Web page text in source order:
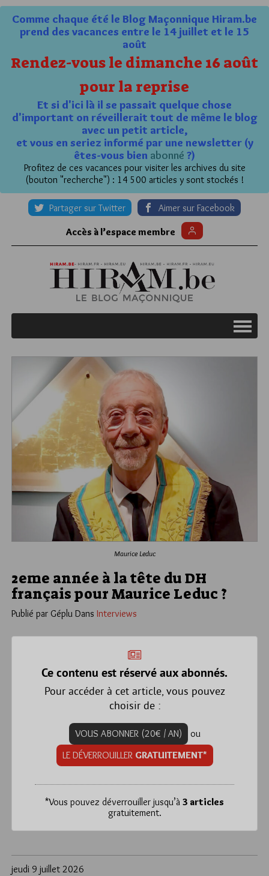
Comme chaque été le Blog Maçonnique Hiram.be
prend des vacances entre le 14 juillet et le 15
août
Rendez-vous le dimanche 16 août
pour la reprise
Et si d'ici là il se passait quelque chose
d'important on réveillerait tout de même le blog
avec un petit article,
et vous en seriez informé par une newsletter (y
êtes-vous bien abonné ?)
Profitez de ces vacances pour visiter les archives du site
(bouton "recherche") : 14 500 articles y sont stockés !
Partager sur Twitter Aimer sur Facebook
Accès à l’espace membre
Maurice Leduc
2eme année à la tête du DH
français pour Maurice Leduc ?
Publié par Géplu Dans Interviews
Ce contenu est réservé aux abonnés.
Pour accéder à cet article, vous pouvez
choisir de :
VOUS ABONNER (20€ / AN)
ou
LE DÉVERROUILLER GRATUITEMENT*
*Vous pouvez déverrouiller jusqu’à 3 articles
gratuitement.
jeudi 9 juillet 2026